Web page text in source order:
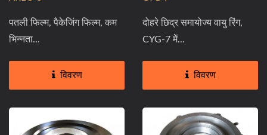
पतली फिल्म, पैकेजिंग फिल्म, कम
भिन्नता...
विवरण
दोहरे छिद्र समायोज्य वायु रिंग,
CYG-7 में...
विवरण